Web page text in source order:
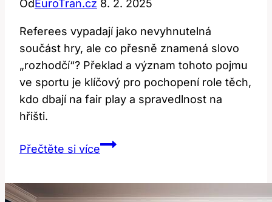
OdEuroTran.cz 8. 2. 2025
Referees vypadají jako nevyhnutelná
součást hry, ale co přesně znamená slovo
„rozhodčí“? Překlad a význam tohoto pojmu
ve sportu je klíčový pro pochopení role těch,
kdo dbají na fair play a spravedlnost na
hřišti.
Přečtěte si víceReferees:
Význam